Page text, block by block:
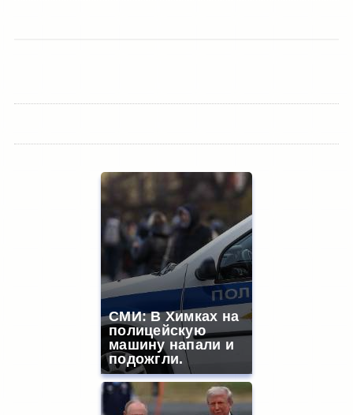
СМИ: В Химках на
полицейскую
машину напали и
подожгли.